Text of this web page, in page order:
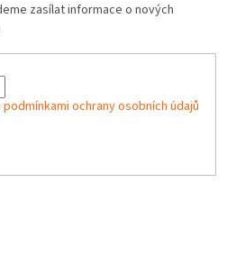
zasílat informace o nových
podmínkami ochrany osobních údajů